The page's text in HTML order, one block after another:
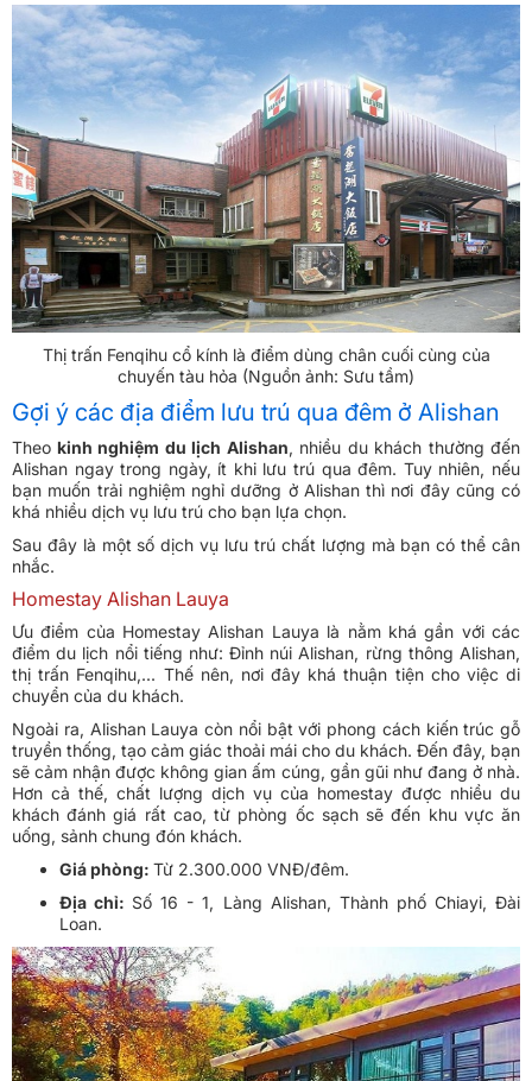
Thị trấn Fenqihu cổ kính là điểm dùng chân cuối cùng của
chuyến tàu hỏa (Nguồn ảnh: Sưu tầm)
Gợi ý các địa điểm lưu trú qua đêm ở Alishan
Theo kinh nghiệm du lịch Alishan, nhiều du khách thường đến
Alishan ngay trong ngày, ít khi lưu trú qua đêm. Tuy nhiên, nếu
bạn muốn trải nghiệm nghỉ dưỡng ở Alishan thì nơi đây cũng có
khá nhiều dịch vụ lưu trú cho bạn lựa chọn.
Sau đây là một số dịch vụ lưu trú chất lượng mà bạn có thể cân
nhắc.
Homestay Alishan Lauya
Ưu điểm của Homestay Alishan Lauya là nằm khá gần với các
điểm du lịch nổi tiếng như: Đỉnh núi Alishan, rừng thông Alishan,
thị trấn Fenqihu,... Thế nên, nơi đây khá thuận tiện cho việc di
chuyển của du khách.
Ngoài ra, Alishan Lauya còn nổi bật với phong cách kiến trúc gỗ
truyền thống, tạo cảm giác thoải mái cho du khách. Đến đây, bạn
sẽ cảm nhận được không gian ấm cúng, gần gũi như đang ở nhà.
Hơn cả thế, chất lượng dịch vụ của homestay được nhiều du
khách đánh giá rất cao, từ phòng ốc sạch sẽ đến khu vực ăn
uống, sảnh chung đón khách.
Giá phòng: Từ 2.300.000 VNĐ/đêm.
Địa chỉ: Số 16 - 1, Làng Alishan, Thành phố Chiayi, Đài
Loan.